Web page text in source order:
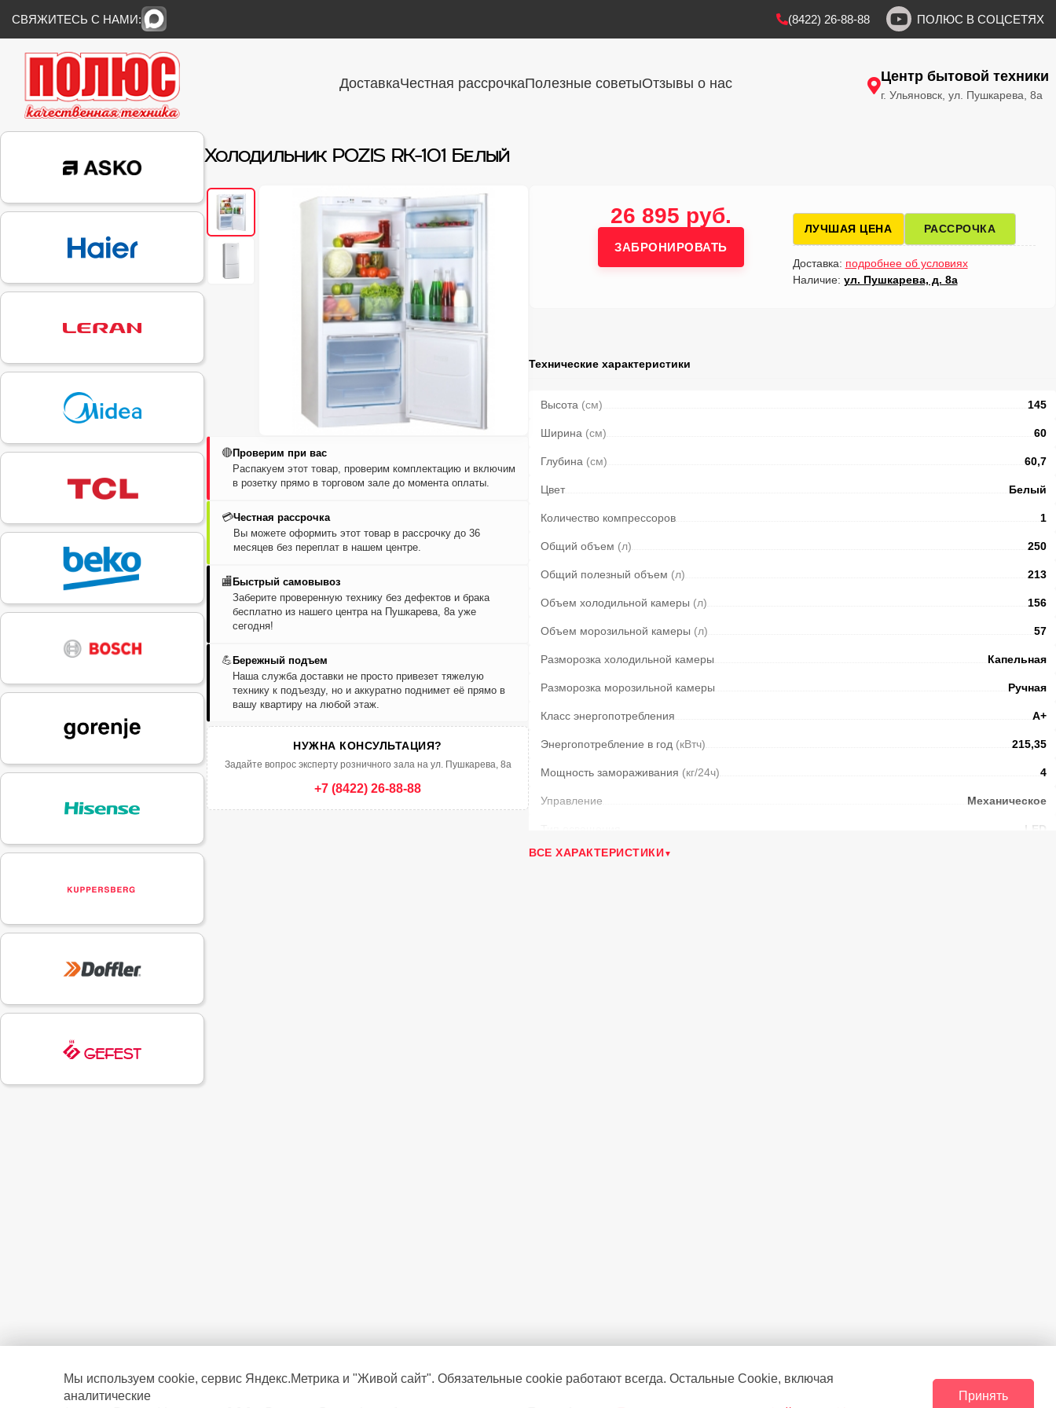
СВЯЖИТЕСЬ С НАМИ: (8422) 26-88-88 ПОЛЮС В СОЦСЕТЯХ
ДоставкаЧестная рассрочкаПолезные советыОтзывы о нас Центр бытовой техники
г. Ульяновск, ул. Пушкарева, 8а
Холодильник POZIS RK-101 Белый
🔴Проверим при вас
Распакуем этот товар, проверим комплектацию и включим
в розетку прямо в торговом зале до момента оплаты.
💳Честная рассрочка
Вы можете оформить этот товар в рассрочку до 36
месяцев без переплат в нашем центре.
🏬 Быстрый самовывоз
Заберите проверенную технику без дефектов и брака
бесплатно из нашего центра на Пушкарева, 8а уже
сегодня!
💪 Бережный подъем
Наша служба доставки не просто привезет тяжелую
технику к подъезду, но и аккуратно поднимет её прямо в
вашу квартиру на любой этаж.
НУЖНА КОНСУЛЬТАЦИЯ?
Задайте вопрос эксперту розничного зала на ул. Пушкарева, 8а
+7 (8422) 26-88-88
26 895 руб.
ЗАБРОНИРОВАТЬ
ЛУЧШАЯ ЦЕНА РАССРОЧКА
Доставка: подробнее об условиях
Наличие: ул. Пушкарева, д. 8а
Технические характеристики
Высота (см) 145
Ширина (см) 60
Глубина (см) 60,7
Цвет Белый
Количество компрессоров 1
Общий объем (л) 250
Общий полезный объем (л) 213
Объем холодильной камеры (л) 156
Объем морозильной камеры (л) 57
Разморозка холодильной камеры Капельная
Разморозка морозильной камеры Ручная
Класс энергопотребления А+
Энергопотребление в год (кВтч) 215,35
Мощность замораживания (кг/24ч) 4
Управление Механическое
LED
Полок в холодильной камере
ВСЕ ХАРАКТЕРИСТИКИ
Мы используем cookie, сервис Яндекс.Метрика и "Живой сайт". Обязательные cookie работают всегда. Остальные Сookie, включая
аналитические
Принять